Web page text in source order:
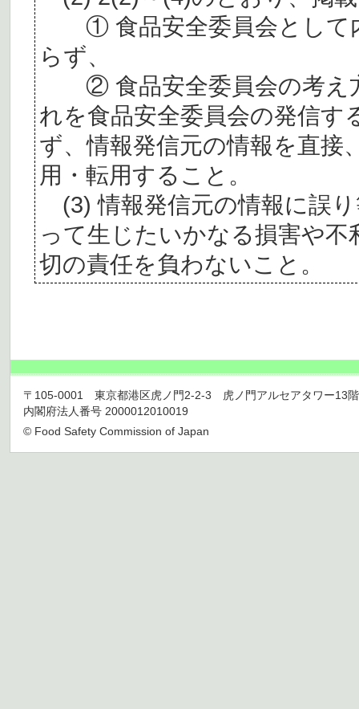
① 食品安全委員会として
らず、
② 食品安全委員会の考え
れを食品安全委員会の発信す
ず、情報発信元の情報を直接
用・転用すること。
(3) 情報発信元の情報に誤
って生じたいかなる損害や
切の責任を負わないこと。
〒105-0001 東京都港区虎ノ門2-2-3 虎ノ門アルセアタワー13
内閣府法人番号 2000012010019
© Food Safety Commission of Japan